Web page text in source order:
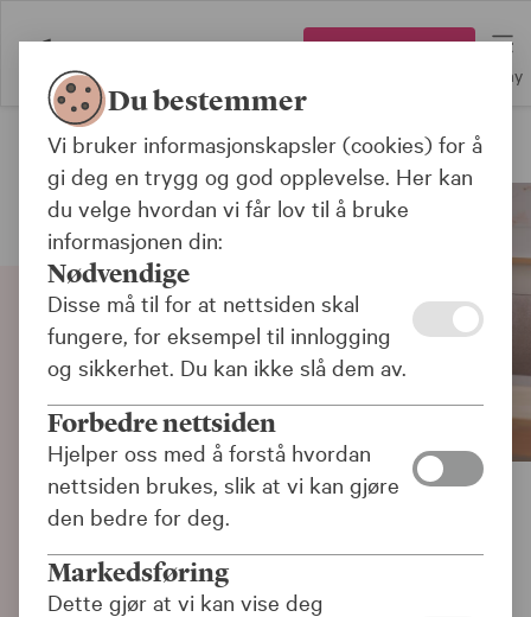
Meny
Boliglån
Budrunde og veien
videre etter boligkjøp
Du bestemmer
Vi bruker informasjonskapsler (cookies) for å
gi deg en trygg og god opplevelse. Her kan
du velge hvordan vi får lov til å bruke
informasjonen din:
Nødvendige
Disse må til for at nettsiden skal
fungere, for eksempel til innlogging
og sikkerhet. Du kan ikke slå dem av.
Forbedre nettsiden
Hjelper oss med å forstå hvordan
nettsiden brukes, slik at vi kan gjøre
den bedre for deg.
Markedsføring
Dette gjør at vi kan vise deg